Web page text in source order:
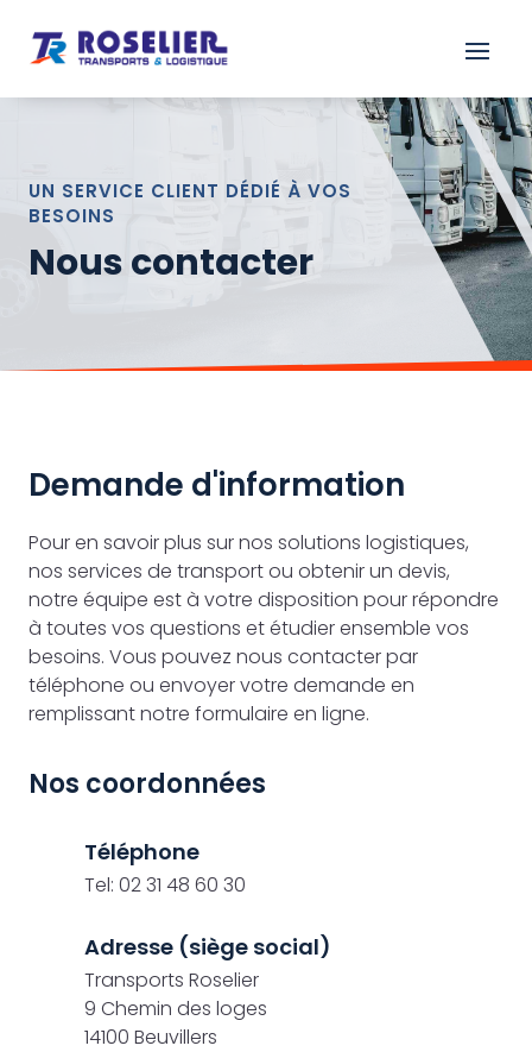
UN SERVICE CLIENT DÉDIÉ À VOS
BESOINS
Nous contacter
Demande d'information
Pour en savoir plus sur nos solutions logistiques,
nos services de transport ou obtenir un devis,
notre équipe est à votre disposition pour répondre
à toutes vos questions et étudier ensemble vos
besoins. Vous pouvez nous contacter par
téléphone ou envoyer votre demande en
remplissant notre formulaire en ligne.
Nos coordonnées
Téléphone
Tel: 02 31 48 60 30
Adresse (siège social)
Transports Roselier
9 Chemin des loges
14100 Beuvillers